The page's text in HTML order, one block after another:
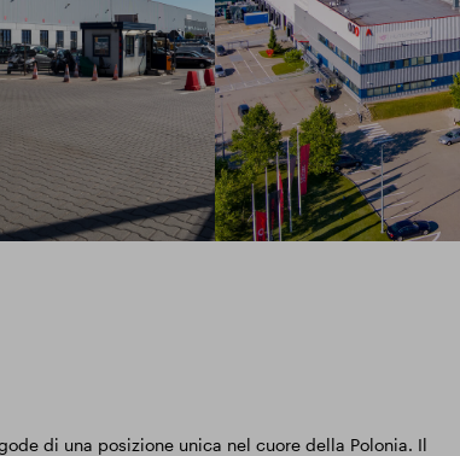
di una posizione unica nel cuore della Polonia. Il